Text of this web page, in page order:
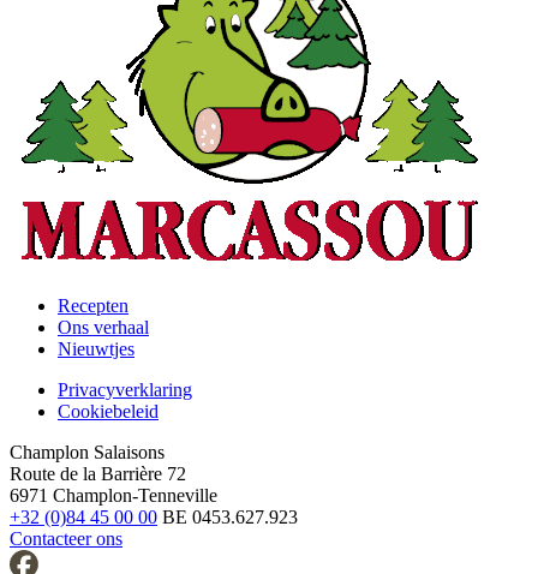
Footer
Recepten
Ons verhaal
Nieuwtjes
Legal
Privacyverklaring
Cookiebeleid
Champlon Salaisons
Route de la Barrière 72
6971 Champlon-Tenneville
+32 (0)84 45 00 00 BE 0453.627.923
Contacteer ons